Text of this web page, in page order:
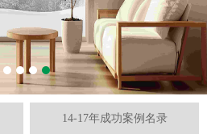
14-17年成功案例名录